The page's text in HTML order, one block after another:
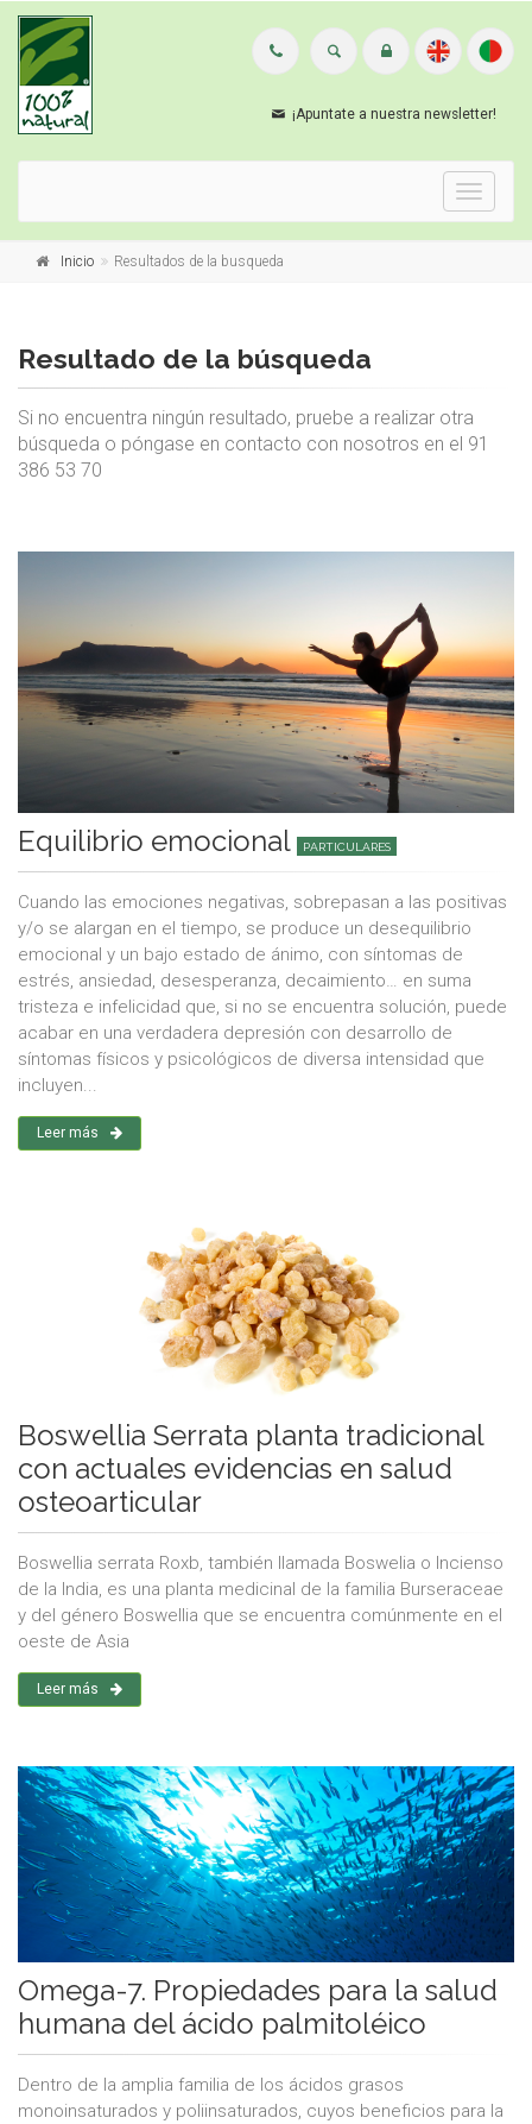
¡Apuntate a nuestra newsletter!
Menu
Inicio Resultados de la busqueda
Resultado de la búsqueda
Si no encuentra ningún resultado, pruebe a realizar otra
búsqueda o póngase en contacto con nosotros en el 91
386 53 70
Equilibrio emocional PARTICULARES
Cuando las emociones negativas, sobrepasan a las positivas
y/o se alargan en el tiempo, se produce un desequilibrio
emocional y un bajo estado de ánimo, con síntomas de
estrés, ansiedad, desesperanza, decaimiento… en suma
tristeza e infelicidad que, si no se encuentra solución, puede
acabar en una verdadera depresión con desarrollo de
síntomas físicos y psicológicos de diversa intensidad que
incluyen...
Leer más
Boswellia Serrata planta tradicional
con actuales evidencias en salud
osteoarticular
Boswellia serrata Roxb, también llamada Boswelia o Incienso
de la India, es una planta medicinal de la familia Burseraceae
y del género Boswellia que se encuentra comúnmente en el
oeste de Asia
Leer más
Omega-7. Propiedades para la salud
humana del ácido palmitoléico
Dentro de la amplia familia de los ácidos grasos
monoinsaturados y poliinsaturados, cuyos beneficios para la